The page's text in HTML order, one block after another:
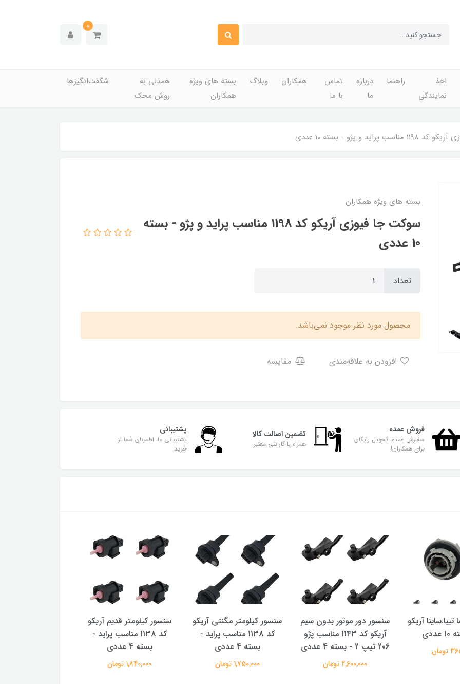
0
اخذ
نمایندگی
راهنما
درباره
ما
تماس
با ما
همکاران وبلاگ
بسته های ویژه
همکاران
همدلی به
روش محک
شگفت‌انگیزها
پراید و پژو - بسته 10 عددی
بسته های ویژه همکاران
سوکت جا فیوزی آریکو کد 1198 مناسب پراید و پژو - بسته
10 عددی
تعداد
محصول مورد نظر موجود نمی‌باشد.
مقایسه
فروش عمده
سفارش عمده، تحویل رایگان
برای همکاران!
تضمین اصالت کالا
همراه با گارانتی معتبر
پشتیبانی
پشتیبانی ما، اطمینان شما از
خرید
آریکو
سنسور دور موتور بدون سیم
آریکو کد 1143 مناسب پژو
206 تیپ 2 - بسته 4 عددی
2,600,000 تومان
سنسور کیلومتر مگنتی آریکو
کد 1138 مناسب پراید -
بسته 4 عددی
1,750,000 تومان
سنسور کیلومتر قدیم آریکو
کد 1138 مناسب پراید -
بسته 4 عددی
1,840,000 تومان